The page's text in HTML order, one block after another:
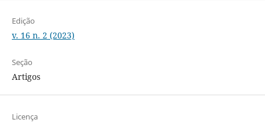
Edição
v. 16 n. 2 (2023)
Seção
Artigos
Licença